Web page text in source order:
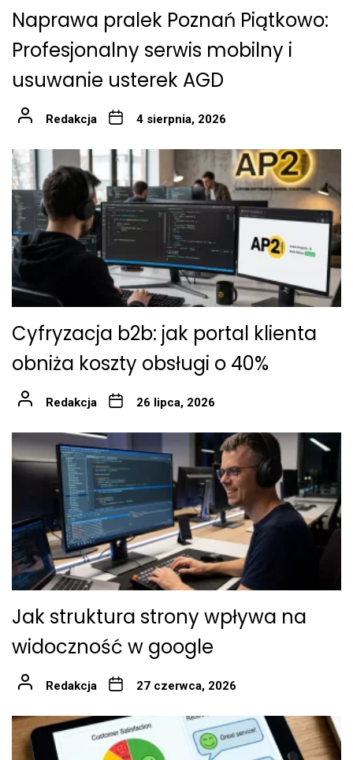
Naprawa pralek Poznań Piątkowo:
Profesjonalny serwis mobilny i
usuwanie usterek AGD
Redakcja 4 sierpnia, 2026
Cyfryzacja b2b: jak portal klienta
obniża koszty obsługi o 40%
Redakcja 26 lipca, 2026
Jak struktura strony wpływa na
widoczność w google
Redakcja 27 czerwca, 2026